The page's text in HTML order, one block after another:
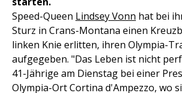
Speed-Queen Lindsey Vonn hat bei
Sturz in Crans-Montana einen
linken Knie erlitten, ihren Olympia-
aufgegeben. "Das Leben ist nicht
41-Jährige am Dienstag bei einer
Olympia-Ort Cortina d'Ampezzo, wo